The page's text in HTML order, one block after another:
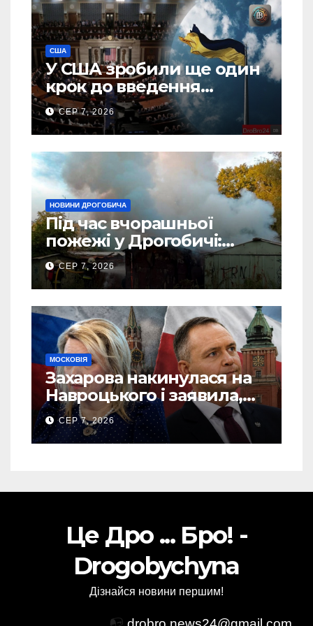
США
У США зробили ще один
крок до введення
“пекельних санкцій”
проти Росії
СЕР 7, 2026
НОВИНИ ДРОГОБИЧА
Під час вчорашньої
пожежі у Дрогобичі:
“врятовано” 4 гаражі
(Відео)
СЕР 7, 2026
МОСКОВІЯ
Захарова накинулася на
Навроцького і заявила,
що Польща зобов’язана
існуванням Сталіну
СЕР 7, 2026
Це Дро ... Бро! -
Drogobychyna
Дізнайся новини першим!